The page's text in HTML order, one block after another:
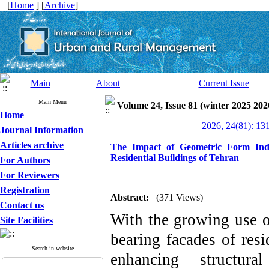
[Home ] [Archive]
Main About Current Issue
Main Menu
Home
Journal Information
Articles archive
For Authors
For Reviewers
Registration
Contact us
Site Facilities
Search in website
Volume 24, Issue 81 (winter 2025
2026, 24(81):
The Impact of Geometric Form
Residential Buildings of Tehran
Abstract: (371 Views)
With the growing use
bearing facades of
enhancing